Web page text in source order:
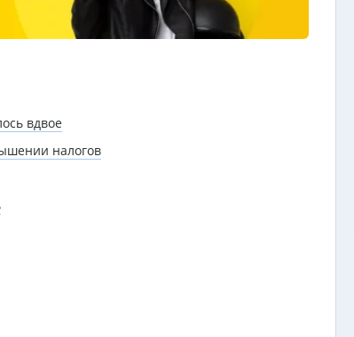
вдвое
налогов